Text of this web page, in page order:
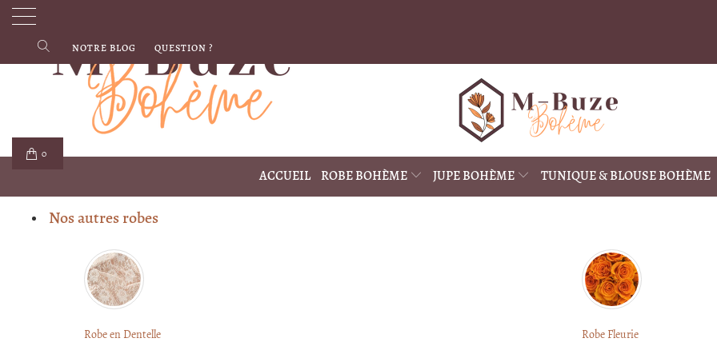
0
NOTRE BLOG QUESTION ?
ACCUEIL ROBE BOHÈME JUPE BOHÈME TUNIQUE & BLOUSE BOHÈME
Nos autres robes
Robe en Dentelle Robe Fleurie